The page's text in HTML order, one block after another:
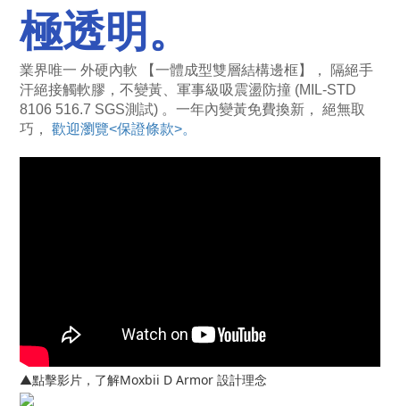
極透明。
業界唯一 外硬內軟 【一體成型雙層結構邊框】， 隔絕手
汗絕接觸軟膠，不變黃、軍事級吸震盪防撞 (​MIL-STD
8106 516.7 SGS測試) 。一年內變黃免費換新， 絕無取
巧，
歡迎瀏覽<保證條款>。
▲點擊影片，了解Moxbii D Armor 設計理念